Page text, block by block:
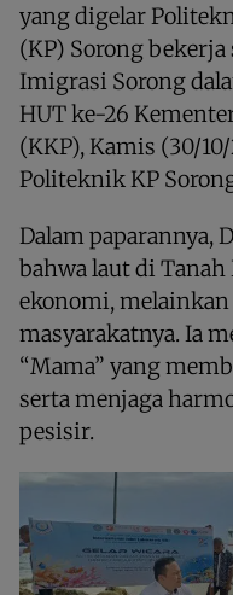
yang digelar
(KP) Sorong
Imigrasi Sorong
HUT ke-26
(KKP), Kamis (30/
Politeknik KP
Dalam paparannya,
bahwa laut di Tanah
ekonomi,
masyarakatnya. Ia
“Mama” yang
serta menjaga
pesisir.